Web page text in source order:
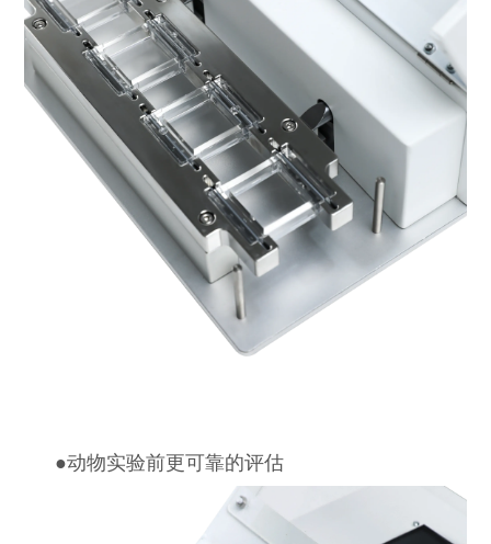
●动物实验前更可靠的评估